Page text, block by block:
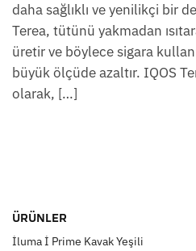
daha sağlıklı ve yenilikçi bir
Terea, tütünü yakmadan
üretir ve böylece sigara
büyük ölçüde azaltır. IQOS
olarak, […]
ÜRÜNLER
İluma İ Prime Kavak Yeşili